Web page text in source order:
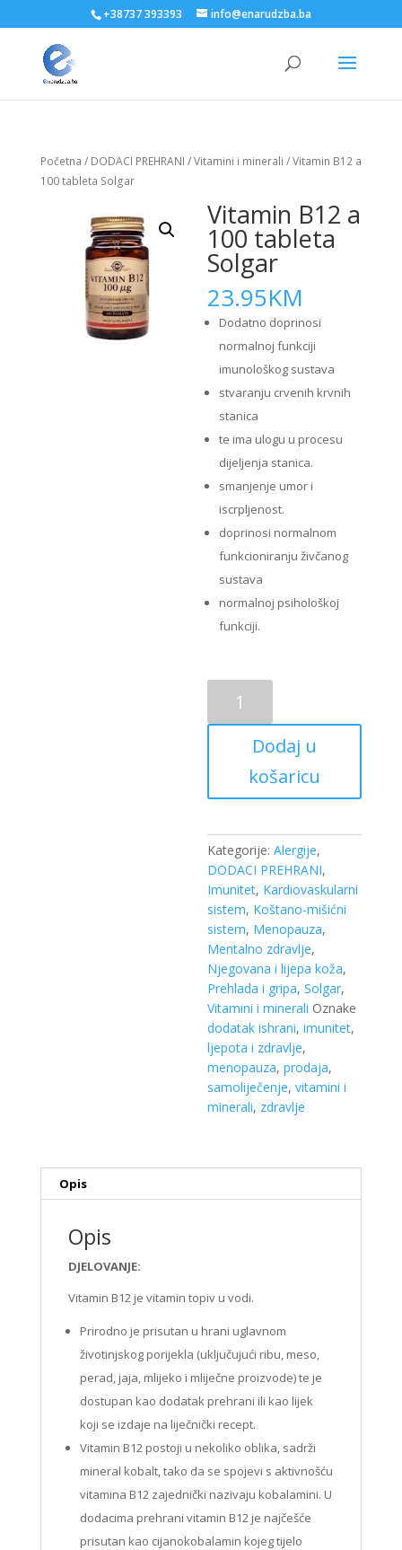
+38737 393393 info@enarudzba.ba
Početna / DODACI PREHRANI /Vitamini i minerali / Vitamin B12 a
100 tableta Solgar
Vitamin B12 a
100 tableta
Solgar
23.95KM
Dodatno doprinosi
normalnoj funkciji
imunološkog sustava
stvaranju crvenih krvnih
stanica
te ima ulogu u procesu
dijeljenja stanica.
smanjenje umor i
iscrpljenost.
doprinosi normalnom
funkcioniranju živčanog
sustava
normalnoj psihološkoj
funkciji.
a
Dodaj u
košaricu
Kategorije:Alergije,
DODACI PREHRANI,
Imunitet, Kardiovaskularni
sistem, Koštano-mišićni
sistem, Menopauza,
Mentalno zdravlje,
Njegovana i lijepa koža,
Prehlada i gripa,Solgar,
Vitamini i minerali Oznake
dodatak ishrani,imunitet,
ljepota i zdravlje,
menopauza,prodaja,
samoliječenje,vitamini i
minerali, zdravlje
Opis
Opis
DJELOVANJE:
Vitamin B12 je vitamin topiv u vodi.
Prirodno je prisutan u hrani uglavnom
životinjskog porijekla (uključujući ribu, meso,
perad, jaja, mlijeko i mliječne proizvode) te je
dostupan kao dodatak prehrani ili kao lijek
koji se izdaje na liječnički recept.
Vitamin B12 postoji u nekoliko oblika, sadrži
mineral kobalt, tako da se spojevi s aktivnošću
vitamina B12 zajednički nazivaju kobalamini. U
dodacima prehrani vitamin B12 je najčešće
prisutan kao cijanokobalamin kojeg tijelo